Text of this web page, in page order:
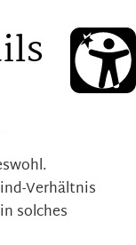
Verhältnis
solches